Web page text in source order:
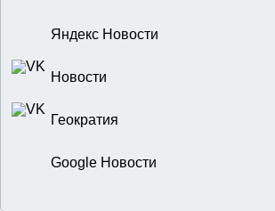
Яндекс Новости
Новости
Геократия
Google Новости